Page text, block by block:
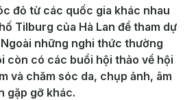
đỏ từ các quốc gia khác nhau
Tilburg của Hà Lan để tham dự
những nghi thức thường
còn có các buổi hội thảo về hội
và chăm sóc da, chụp ảnh, âm
gặp gỡ khác.